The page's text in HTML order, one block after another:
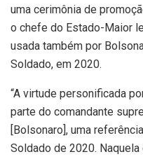
uma cerimônia de
o chefe do Estado-Maior
usada também por
Soldado, em 2020.
“A virtude personificada
parte do comandante
[Bolsonaro], uma
Soldado de 2020.